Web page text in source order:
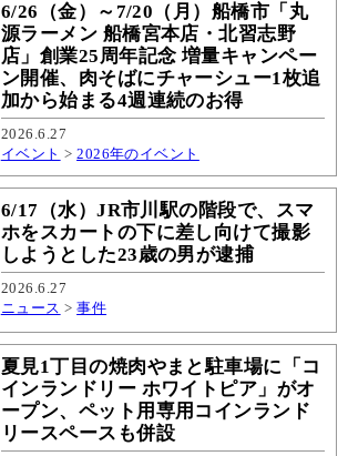
6/26（金）～7/20（月）船橋市「丸
源ラーメン 船橋宮本店・北習志野
店」創業25周年記念 増量キャンペー
ン開催、肉そばにチャーシュー1枚追
加から始まる4週連続のお得
2026.6.27
イベント >2026年のイベント
6/17（水）JR市川駅の階段で、スマ
ホをスカートの下に差し向けて撮影
しようとした23歳の男が逮捕
2026.6.27
ニュース >事件
夏見1丁目の焼肉やまと駐車場に「コ
インランドリー ホワイトピア」がオ
ープン、ペット用専用コインランド
リースペースも併設